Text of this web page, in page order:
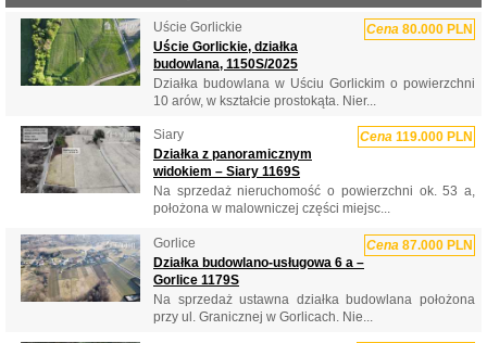
Uście Gorlickie Cena 80.000 PLN
Uście Gorlickie, działka
budowlana, 1150S/2025
Działka budowlana w Uściu Gorlickim o powierzchni
10 arów, w kształcie prostokąta. Nier...
Siary Cena 119.000 PLN
Działka z panoramicznym
widokiem – Siary 1169S
Na sprzedaż nieruchomość o powierzchni ok. 53 a,
położona w malowniczej części miejsc...
Gorlice Cena 87.000 PLN
Działka budowlano-usługowa 6 a –
Gorlice 1179S
Na sprzedaż ustawna działka budowlana położona
przy ul. Granicznej w Gorlicach. Nie...